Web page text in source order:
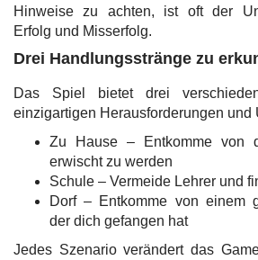
Hinweise zu achten, ist oft der
Erfolg und Misserfolg.
Drei Handlungsstränge zu
Das Spiel bietet drei
einzigartigen Herausforderungen und
Zu Hause – Entkomme von
erwischt zu werden
Schule – Vermeide Lehrer und
Dorf – Entkomme von einem
der dich gefangen hat
Jedes Szenario verändert das